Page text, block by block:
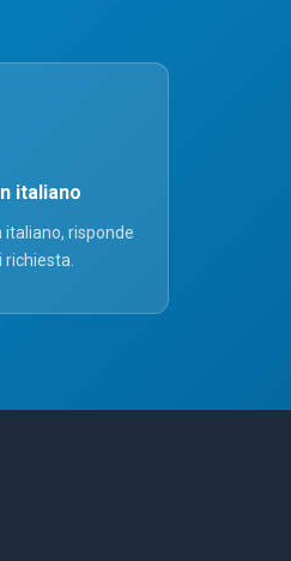
italiano
risponde
richiesta.